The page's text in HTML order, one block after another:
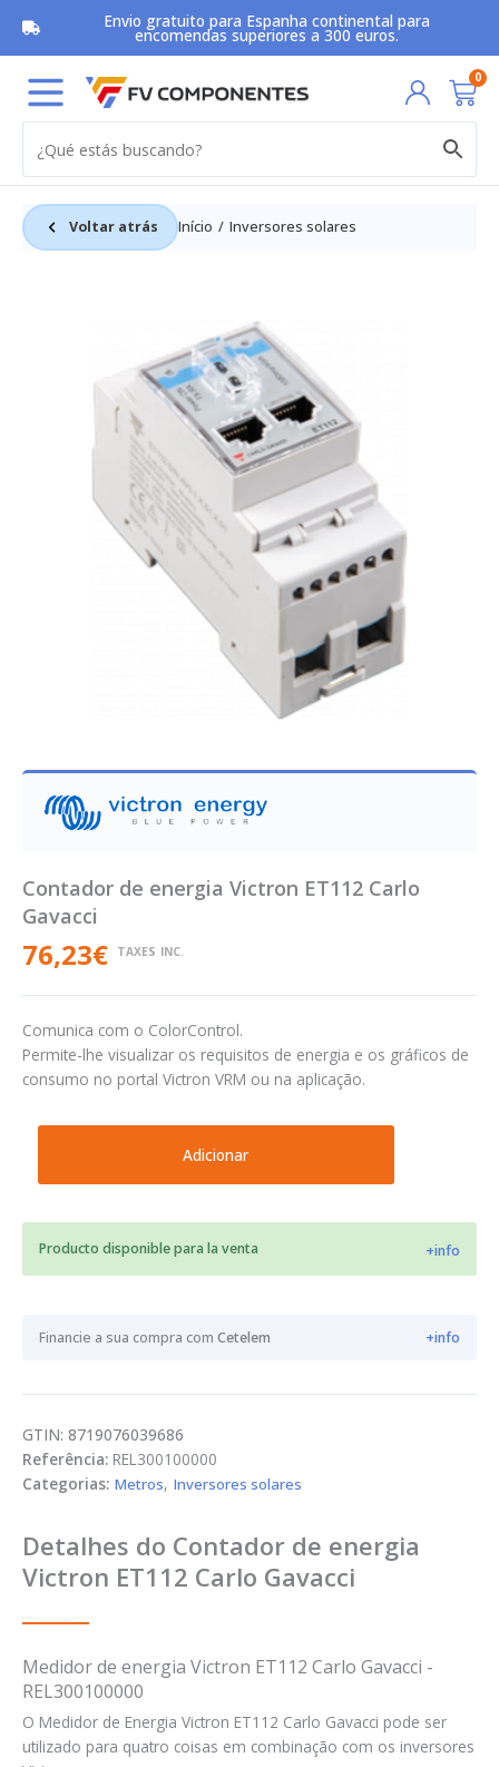
content
Envio gratuito para Espanha continental para
encomendas superiores a 300 euros.
0
Voltar atrás Início Inversores solares
Contador de energia Victron ET112 Carlo
Gavacci
76,23€ TAXES INC.
Comunica com o ColorControl.
Permite-lhe visualizar os requisitos de energia e os gráficos de
consumo no portal Victron VRM ou na aplicação.
Medidor
Victron
ET112
Gavacci
Adicionar
Producto disponible para la venta +info
Financie a sua compra com Cetelem +info
GTIN: 8719076039686
Referência: REL300100000
Categorias: Metros, Inversores solares
Detalhes do Contador de energia
Victron ET112 Carlo Gavacci
Medidor de energia Victron ET112 Carlo Gavacci -
REL300100000
O Medidor de Energia Victron ET112 Carlo Gavacci pode ser
utilizado para quatro coisas em combinação com os inversores